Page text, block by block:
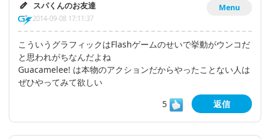
Menu
スパくんのお友達
2014-09-08 17:11:37
こういうグラフィックはFlashゲームのせいで挙動がウンコだ
と思われがちなんだよね
Guacamelee! は本物のアクションだからやったことない人は
ぜひやってみて欲しい
5
返信